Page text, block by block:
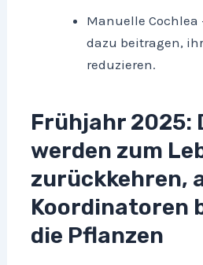
Manuelle
dazu beitragen,
reduzieren.
Frühjahr 2025:
werden zum
zurückkehren,
Koordinatoren
die Pflanzen